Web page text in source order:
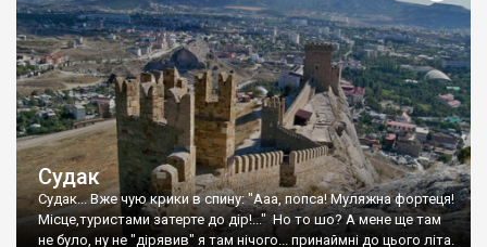
Судак
Судак... Вже чую крики в спину: "Ааа, попса! Муляжна фортеця!
Місце,туристами затерте до дір!..." Но то шо? А мене ще там
не було, ну не "дірявив" я там нічого... принаймні до цього літа.